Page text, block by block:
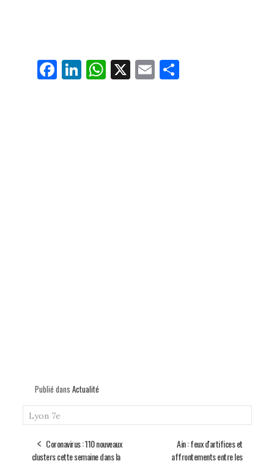
Fa
ce
Li
nk
W
ha
X E
m
Pa
Publié dans Actualité
Lyon 7e
Coronavirus : 110 nouveaux
clusters cette semaine dans la
Ain : feux d'artifices et
affrontements entre les